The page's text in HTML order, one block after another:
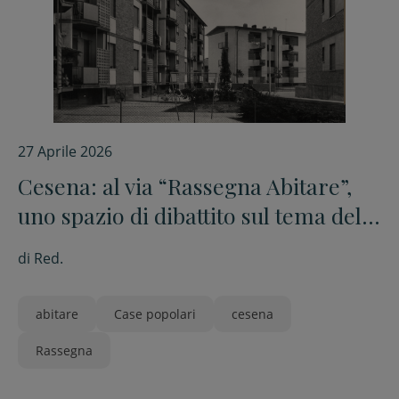
27 Aprile 2026
Cesena: al via “Rassegna Abitare”,
uno spazio di dibattito sul tema della
casa
di Red.
abitare Case popolari cesena
Rassegna